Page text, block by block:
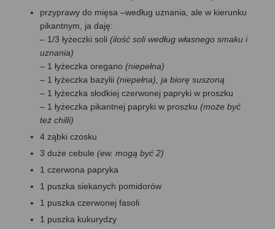
przyprawy do mięsa –według uznania, ale w kierunku
pikantnym, ja daję:
– 1/3 łyżeczki soli (ilość soli według własnego smaku i
uznania)
– 1 łyżeczka oregano (niepełna)
– 1 łyżeczka bazylii (niepełna), ja biorę suszoną
– 1 łyżeczka słodkiej czerwonej papryki w proszku
– 1 łyżeczka pikantnej papryki w proszku (może być
też chilli)
4 ząbki czosku
3 duże cebule (ew. mogą być 2)
1 czerwona papryka
1 puszka siekanych pomidorów
1 puszka czerwonej fasoli
1 puszka kukurydzy